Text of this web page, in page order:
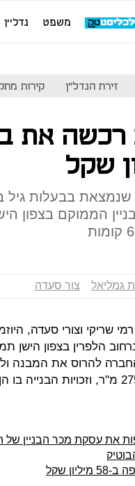
משפט נדל''ן
זירת הנדל"ן קירות
רכשה את
בבעלות גיל
הממוקם בצפון
גמליאל צור סעדה
שריקי וצורי סעדה,
החברה להרוס את המבנה
את עסקת מכר הבניין של
שקל